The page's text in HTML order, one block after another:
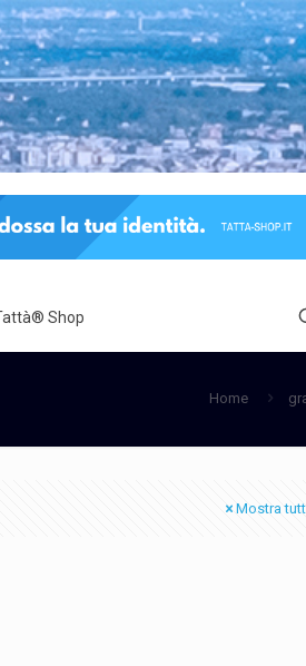
Shop
Home
Mostra